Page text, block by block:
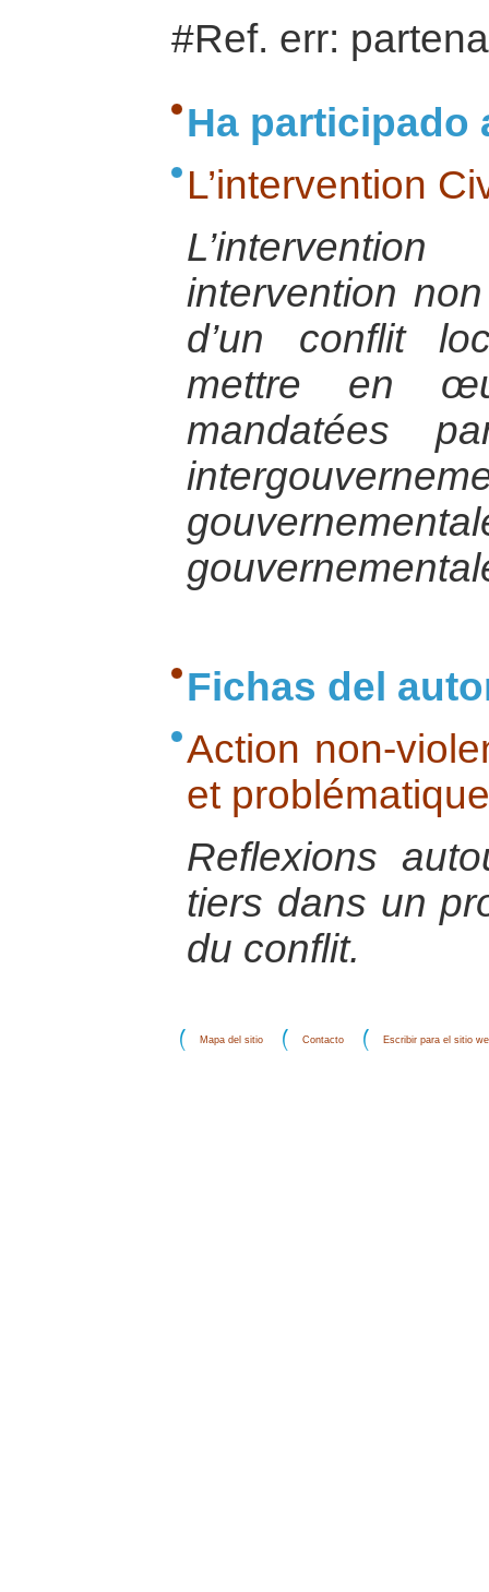
#Ref. err:
Ha participado
L’intervention
intervention
d’un conflit
mettre en
mandatées
Fichas del
Action non-
et
Reflexions
tiers dans un
du conflit.
Mapa del sitio Contacto Escribir para el sitio